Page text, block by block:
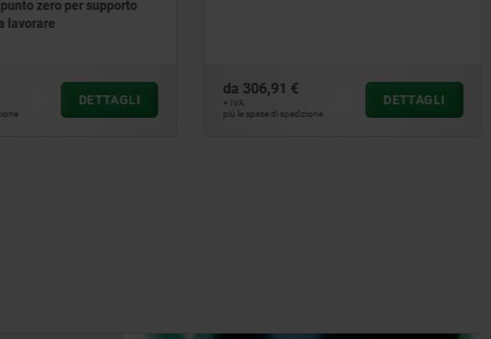
DETTAGLI
da8,22 €
+ IVA
più le spese di spedizione
DETTAGLI